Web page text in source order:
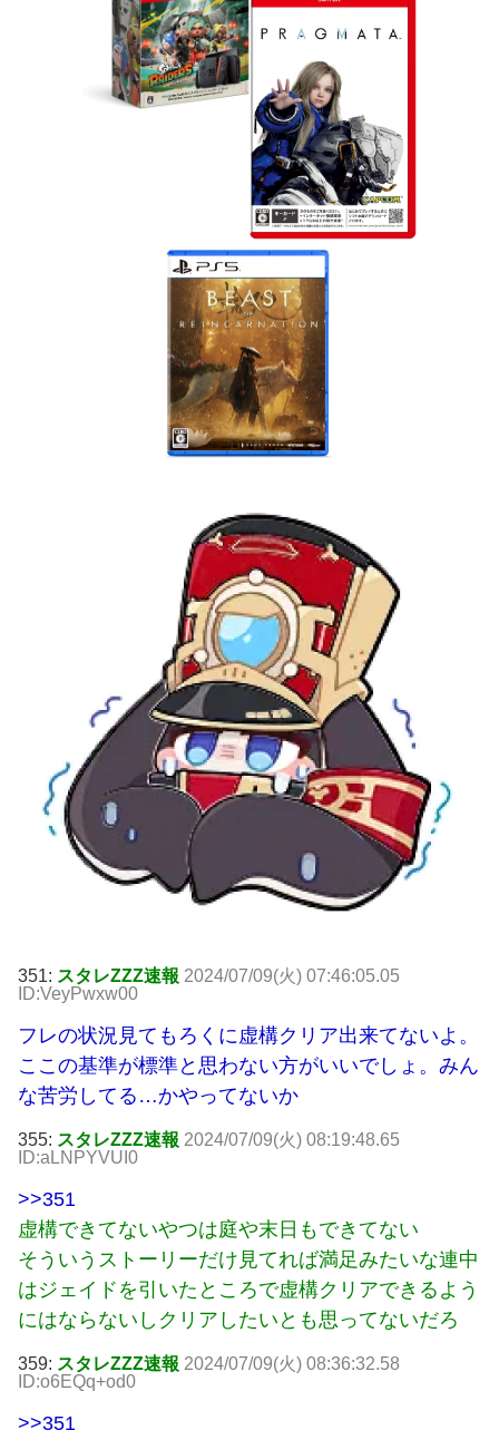
351: スタレZZZ速報 2024/07/09(火) 07:46:05.05
ID:VeyPwxw00
フレの状況見てもろくに虚構クリア出来てないよ。
ここの基準が標準と思わない方がいいでしょ。みん
な苦労してる…かやってないか
355: スタレZZZ速報 2024/07/09(火) 08:19:48.65
ID:aLNPYVUI0
>>351
虚構できてないやつは庭や末日もできてない
そういうストーリーだけ見てれば満足みたいな連中
はジェイドを引いたところで虚構クリアできるよう
にはならないしクリアしたいとも思ってないだろ
359: スタレZZZ速報 2024/07/09(火) 08:36:32.58
ID:o6EQq+od0
>>351